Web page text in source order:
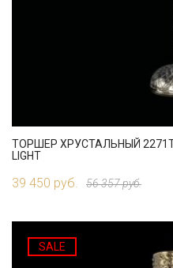
ТОРШЕР ХРУСТАЛЬНЫЙ
LIGHT
39 450 руб. 56 357 руб.
SALE